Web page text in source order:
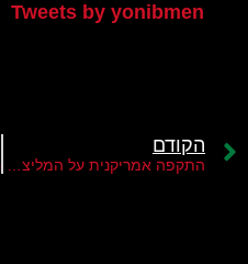
Tweets by yonibmen
הקודם
התקפה אמריקנית על המליציות בעיראק?